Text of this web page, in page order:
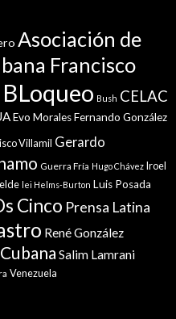
Asociación de
Francisco
BLoqueo Bush CELAC
Evo MoralesFernando González
Villamil Gerardo
Guerra Fría Hugo Chávez Iroel
lei Helms-Burton Luis Posada
Cinco Prensa Latina
René González
Salim Lamrani
Venezuela